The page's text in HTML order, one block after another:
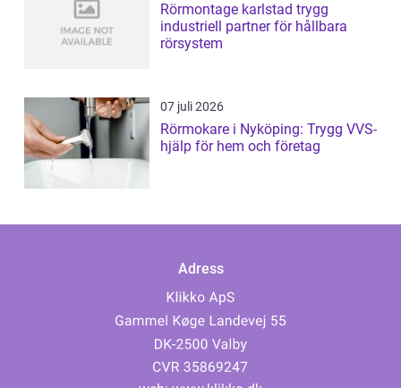
Rörmontage karlstad trygg
industriell partner för hållbara
rörsystem
07 juli 2026
Rörmokare i Nyköping: Trygg VVS-
hjälp för hem och företag
Adress